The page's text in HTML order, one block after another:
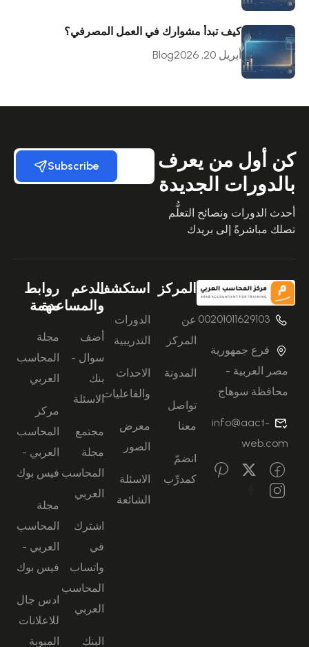
كيف تبدأ مشوارك في العمل المصرفي؟
أبريل 20, 2026
Blog
كن أول من يعرف
بالدورات الجديدة
أحدث الدورات ونصائح التعلُّم
تصلك مباشرةً إلى بريدك
Subscribe
00201011629103
فرع جمهورية
مصر العربية -
محافظة سوهاج
info@aact-
web.com
المركز
عن
المركز
المدونة
تواصل
معنا
انضمّ
كمدرِّب
استكشف
الدورات
التدريبية
الاحداث
والفاعليات
معرض
الصور
الاسئلة
الشائعة
الدعم
والمساعدة
أضف
سوال -
بنك
الاسئلة
مجتمع
مجلة
المحاسب
العربي
اشترك
في
واتساب
المحاسب
العربي
البنك
روابط
مهمة
مجلة
المحاسب
العربي
مركز
المحاسب
العربي -
فيس بوك
مجلة
المحاسب
العربي -
فيس بوك
ادس جال
للاعلانات
المبوبة